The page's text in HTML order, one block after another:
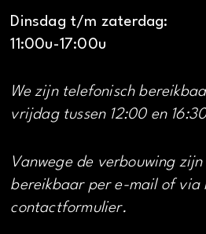
Dinsdag t/m zaterdag:
11:00u-17:00u
We zijn telefonisch
vrijdag tussen 12:00 en
Vanwege de verbouwing
bereikbaar per e-mail of via
contactformulier.